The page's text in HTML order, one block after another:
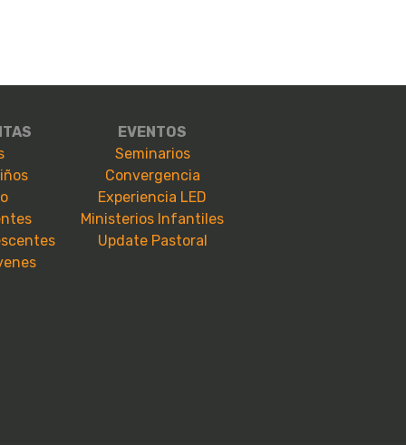
EVENTOS
Seminarios
Convergencia
Experiencia LED
Ministerios Infantiles
Update Pastoral